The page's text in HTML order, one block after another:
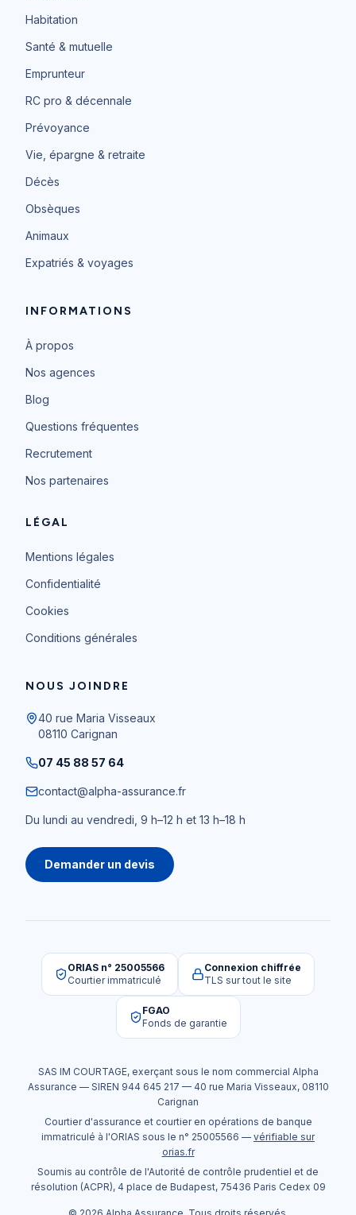
Habitation
Santé & mutuelle
Emprunteur
RC pro & décennale
Prévoyance
Vie, épargne & retraite
Décès
Obsèques
Animaux
Expatriés & voyages
INFORMATIONS
À propos
Nos agences
Blog
Questions fréquentes
Recrutement
Nos partenaires
LÉGAL
Mentions légales
Confidentialité
Cookies
Conditions générales
NOUS JOINDRE
40 rue Maria Visseaux
08110 Carignan
07 45 88 57 64
contact@alpha-assurance.fr
Du lundi au vendredi, 9 h–12 h et 13 h–18 h
Demander un devis
ORIAS n° 25005566
Courtier immatriculé
Connexion chiffrée
TLS sur tout le site
FGAO
Fonds de garantie
SAS IM COURTAGE, exerçant sous le nom commercial Alpha
Assurance — SIREN 944 645 217 — 40 rue Maria Visseaux, 08110
Carignan
Courtier d'assurance et courtier en opérations de banque
immatriculé à l'ORIAS sous le n° 25005566 — vérifiable sur
orias.fr
Soumis au contrôle de l'Autorité de contrôle prudentiel et de
résolution (ACPR), 4 place de Budapest, 75436 Paris Cedex 09